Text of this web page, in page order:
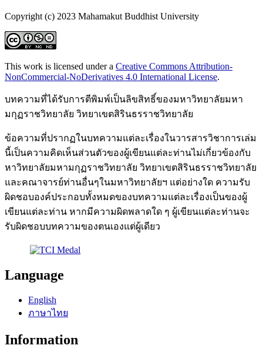
Copyright (c) 2023 Mahamakut Buddhist University
This work is licensed under a Creative Commons Attribution-
NonCommercial-NoDerivatives 4.0 International License.
บทความที่ได้รับการตีพิมพ์เป็นลิขสิทธิ์ของมหาวิทยาลัยมหา
มกุฏราชวิทยาลัย วิทยาเขตสิรินธรราชวิทยาลัย
ข้อความที่ปรากฏในบทความแต่ละเรื่องในวารสารวิชาการเล่ม
นี้เป็นความคิดเห็นส่วนตัวของผู้เขียนแต่ละท่านไม่เกี่ยวข้องกับ
หาวิทยาลัยมหามกุฏราชวิทยาลัย วิทยาเขตสิรินธรราชวิทยาลัย
และคณาจารย์ท่านอื่นๆในมหาวิทยาลัยฯ แต่อย่างใด ความรับ
ผิดชอบองค์ประกอบทั้งหมดของบทความแต่ละเรื่องเป็นของผู้
เขียนแต่ละท่าน หากมีความผิดพลาดใด ๆ ผู้เขียนแต่ละท่านจะ
รับผิดชอบบทความของตนเองแต่ผู้เดียว
Language
English
ภาษาไทย
Information